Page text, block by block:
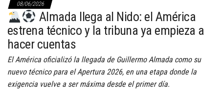
08/06/2026
Almada llega al Nido: el América
estrena técnico y la tribuna ya empieza a
hacer cuentas
El América oficializó la llegada de Guillermo Almada como su
nuevo técnico para el Apertura 2026, en una etapa donde la
exigencia vuelve a ser máxima desde el primer día.